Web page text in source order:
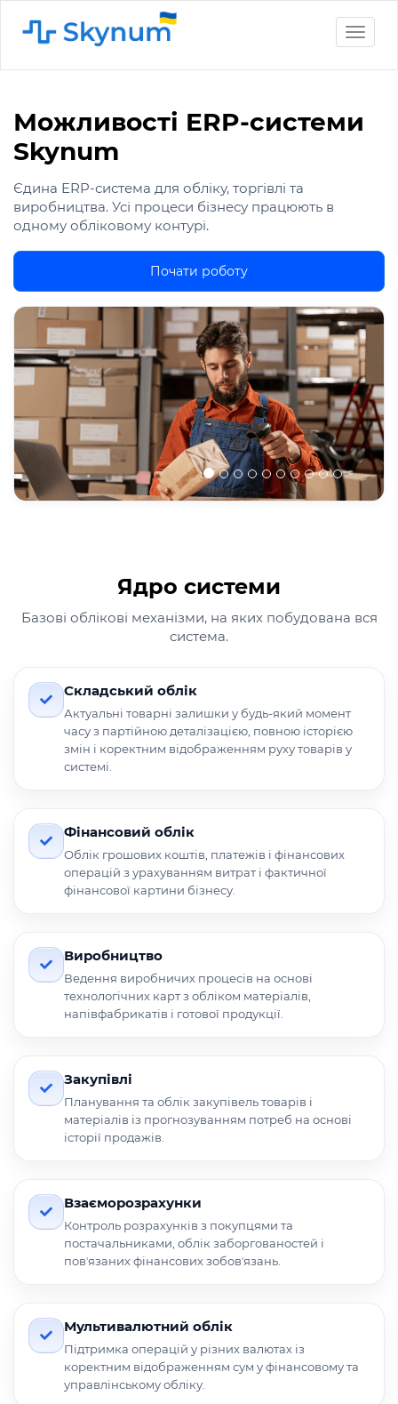
Toggle
Можливості ERP-системи
Skynum
Єдина ERP-система для обліку, торгівлі та
виробництва. Усі процеси бізнесу працюють в
одному обліковому контурі.
Почати роботу
Ядро системи
Базові облікові механізми, на яких побудована вся
система.
Складський облік
Актуальні товарні залишки у будь-який момент
часу з партійною деталізацією, повною історією
змін і коректним відображенням руху товарів у
системі.
Фінансовий облік
Облік грошових коштів, платежів і фінансових
операцій з урахуванням витрат і фактичної
фінансової картини бізнесу.
Виробництво
Ведення виробничих процесів на основі
технологічних карт з обліком матеріалів,
напівфабрикатів і готової продукції.
Закупівлі
Планування та облік закупівель товарів і
матеріалів із прогнозуванням потреб на основі
історії продажів.
Взаєморозрахунки
Контроль розрахунків з покупцями та
постачальниками, облік заборгованостей і
повʼязаних фінансових зобовʼязань.
Мультивалютний облік
Підтримка операцій у різних валютах із
коректним відображенням сум у фінансовому та
управлінському обліку.